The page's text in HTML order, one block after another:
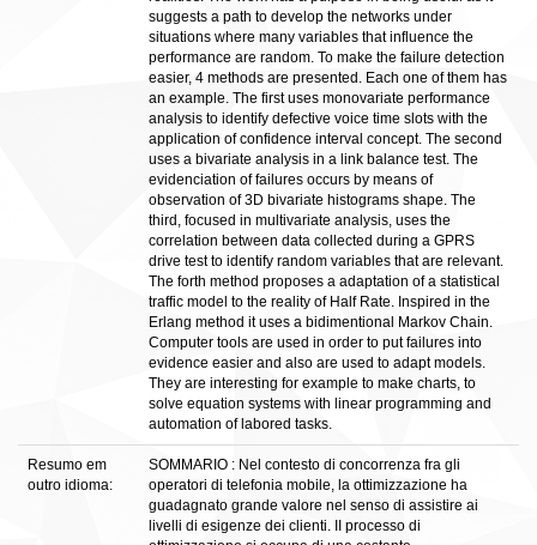
suggests a path to develop the networks under
situations where many variables that influence the
performance are random. To make the failure detection
easier, 4 methods are presented. Each one of them has
an example. The first uses monovariate performance
analysis to identify defective voice time slots with the
application of confidence interval concept. The second
uses a bivariate analysis in a link balance test. The
evidenciation of failures occurs by means of
observation of 3D bivariate histograms shape. The
third, focused in multivariate analysis, uses the
correlation between data collected during a GPRS
drive test to identify random variables that are relevant.
The forth method proposes a adaptation of a statistical
traffic model to the reality of Half Rate. Inspired in the
Erlang method it uses a bidimentional Markov Chain.
Computer tools are used in order to put failures into
evidence easier and also are used to adapt models.
They are interesting for example to make charts, to
solve equation systems with linear programming and
automation of labored tasks.
Resumo em
outro idioma:
SOMMARIO : Nel contesto di concorrenza fra gli
operatori di telefonia mobile, la ottimizzazione ha
guadagnato grande valore nel senso di assistire ai
livelli di esigenze dei clienti. II processo di